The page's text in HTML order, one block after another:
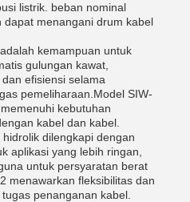
listrik. beban nominal
dapat menangani drum kabel
kemampuan untuk
gulungan kawat,
efisiensi selama
pemeliharaan.Model SIW-
kebutuhan
kabel dan kabel.
dilengkapi dengan
aplikasi yang lebih ringan,
untuk persyaratan berat
menawarkan fleksibilitas dan
penanganan kabel.